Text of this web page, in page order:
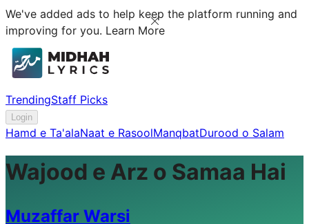
We've added ads to help keep the platform running and
improving for you. Learn More
TrendingStaff Picks
Login
Hamd e Ta'alaNaat e RasoolManqbatDurood o Salam
Wajood e Arz o Samaa Hai
Muzaffar Warsi